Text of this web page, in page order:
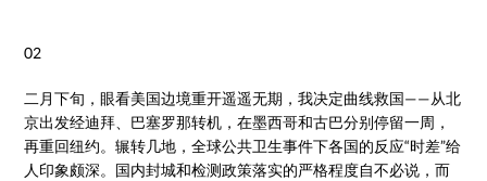
02
二月下旬，眼看美国边境重开遥遥无期，我决定曲线救国——从北
京出发经迪拜、巴塞罗那转机，在墨西哥和古巴分别停留一周，
再重回纽约。辗转几地，全球公共卫生事件下各国的反应“时差”给
人印象颇深。国内封城和检测政策落实的严格程度自不必说，而